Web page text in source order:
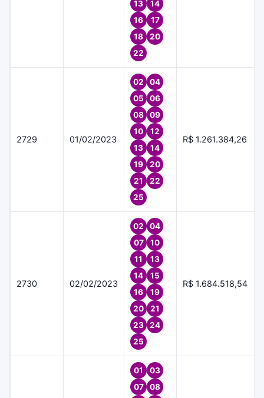
13
14
16
17
18
20
22
2729 01/02/2023
02
04
05
06
08
09
10
12
13
14
19
20
21
22
25
R$ 1.261.384,26
2730 02/02/2023
02
04
07
10
11
13
14
15
16
19
20
21
23
24
25
R$ 1.684.518,54
01
03
07
08